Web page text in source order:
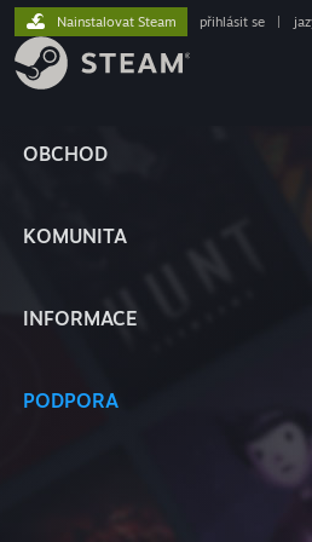
OBCHOD
KOMUNITA
INFORMACE
PODPORA
Nainstalovat Steam přihlásit se